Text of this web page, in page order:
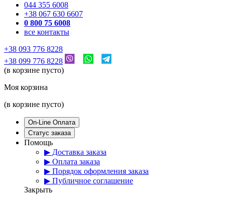
044 355 6008
+38 067 630 6607
0 800 75 6008
все контакты
+38 093 776 8228
+38 099 776 8228
(в корзине пусто)
Моя корзина
(в корзине пусто)
On-Line Оплата
Статус заказа
Помощь
▶ Доставка заказа
▶ Оплата заказа
▶ Порядок оформления заказа
▶ Публичное соглашение
Закрыть